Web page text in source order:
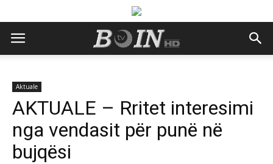
Aktuale
AKTUALE – Rritet interesimi
nga vendasit për punë në
bujqësi